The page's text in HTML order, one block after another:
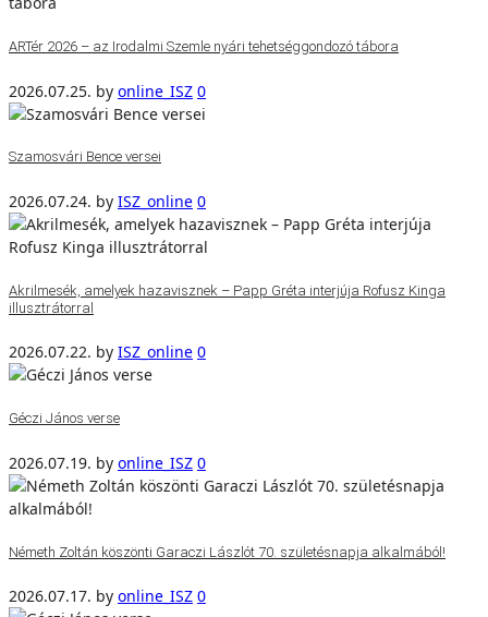
ARTér 2026 – az Irodalmi Szemle nyári tehetséggondozó tábora
2026.07.25. by online_ISZ 0
Szamosvári Bence versei
2026.07.24. by ISZ_online 0
Akrilmesék, amelyek hazavisznek – Papp Gréta interjúja Rofusz Kinga
illusztrátorral
2026.07.22. by ISZ_online 0
Géczi János verse
2026.07.19. by online_ISZ 0
Németh Zoltán köszönti Garaczi Lászlót 70. születésnapja alkalmából!
2026.07.17. by online_ISZ 0